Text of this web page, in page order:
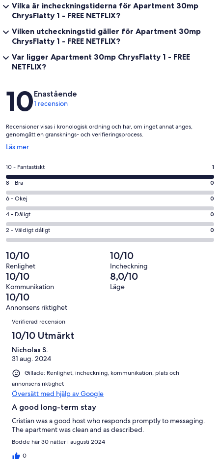
Vilka är incheckningstiderna för Apartment 30mp
ChrysFlatty 1 - FREE NETFLIX?
Vilken utcheckningstid gäller för Apartment 30mp
ChrysFlatty 1 - FREE NETFLIX?
Var ligger Apartment 30mp ChrysFlatty 1 - FREE
NETFLIX?
Recensioner
10Enastående
1 recension
Recensioner visas i kronologisk ordning och har, om inget annat anges,
genomgått en gransknings- och verifieringsprocess.
Läs mer
Öppnas
ett
nytt
fönster
10
-
Fantastiskt
i
betyg.
1
av
1
recensioner
10 - Fantastiskt 1
8
-
Bra
i
betyg.
0
1
recensioner
8 - Bra 0
6
-
Okej
i
betyg.
0
av
1
recensioner
6 - Okej 0
4
-
Dåligt
betyg.
0
av
1
recensioner
4 - Dåligt 0
2
-
Väldigt
dåligt
i
betyg.
0
av
recensioner
2 - Väldigt dåligt 0
10/10
Renlighet
10/10
Incheckning
10/10
Kommunikation
8,0/10
Läge
10/10
Annonsens riktighet
Recensioner
Verifierad recension
10/10 Utmärkt
Nicholas S.
31 aug. 2024
Gillade: Renlighet, incheckning, kommunikation, plats och
annonsens riktighet
Översätt med hjälp av Google
A good long-term stay
Cristian was a good host who responds promptly to messaging.
The apartment was clean and as described.
Bodde här 30 nätter i augusti 2024
0